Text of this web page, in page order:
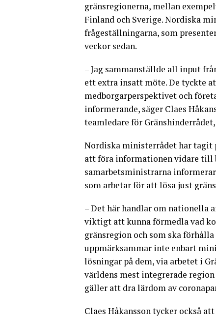
gränsregionerna, mellan
Finland och Sverige. Nordiska
frågeställningarna, som
veckor sedan.
– Jag sammanställde all input
ett extra insatt möte. De tyckte
medborgarperspektivet och
informerande, säger Claes
teamledare för
Nordiska ministerrådet har tagit
att föra informationen vidare till
samarbetsministrarna
som arbetar för att lösa just
– Det här handlar om nationella
viktigt att kunna förmedla vad
gränsregion och som ska
uppmärksammar inte enbart
lösningar på dem, via arbetet i
världens mest integrerade
gäller att dra lärdom av
Claes Håkansson tycker också